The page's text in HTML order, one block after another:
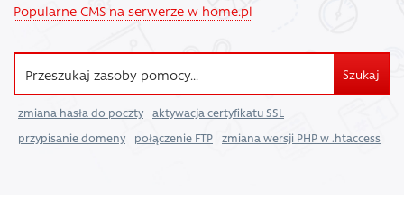
Popularne CMS na serwerze w home.pl
Szukaj
zmiana hasła do poczty
aktywacja certyfikatu SSL
przypisanie domeny
połączenie FTP zmiana wersji PHP w .htaccess